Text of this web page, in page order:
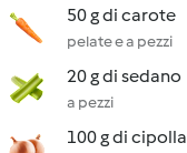
50 g di carote
pelate e a pezzi
20 g di sedano
a pezzi
100 g di cipolla